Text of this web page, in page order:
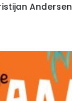
Andersen